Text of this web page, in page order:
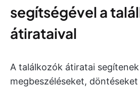
segítségével a
átirataival
A találkozók átiratai
megbeszéléseket, döntéseket